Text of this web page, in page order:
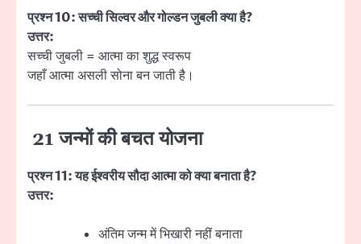
प्रश्न 10: सच्ची सिल्वर और गोल्डन जुबली क्या है?
उत्तर:
सच्ची जुबली = आत्मा का शुद्ध स्वरूप
जहाँ आत्मा असली सोना बन जाती है।
21 जन्मों की बचत योजना
प्रश्न 11: यह ईश्वरीय सौदा आत्मा को क्या बनाता है?
उत्तर:
अंतिम जन्म में भिखारी नहीं बनाता